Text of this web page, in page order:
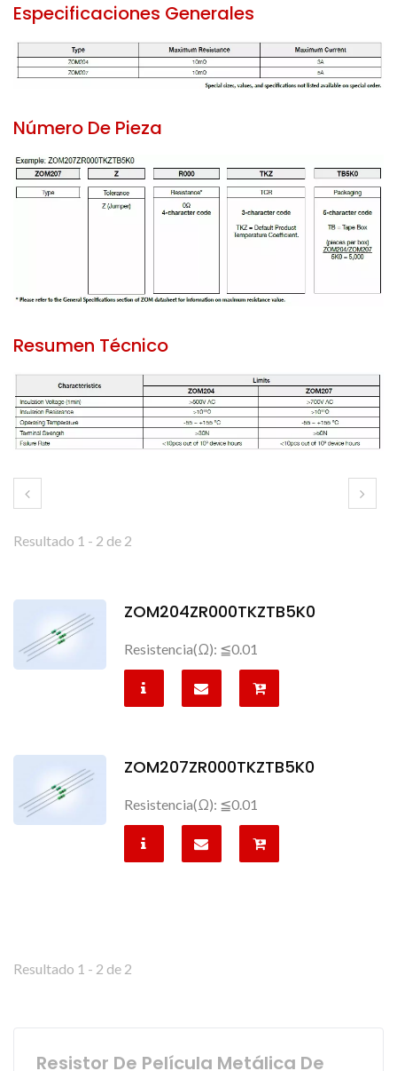
Especificaciones Generales
Número De Pieza
Resumen Técnico
Resultado 1 - 2 de 2
ZOM204ZR000TKZTB5K0
Resistencia(Ω): ≦0.01
ZOM207ZR000TKZTB5K0
Resistencia(Ω): ≦0.01
Resultado 1 - 2 de 2
Resistor De Película Metálica De